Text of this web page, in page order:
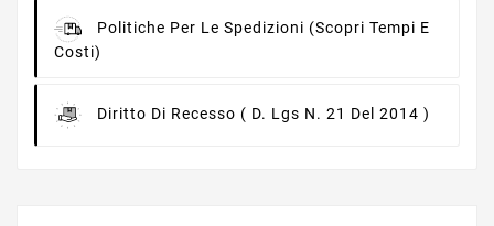
Politiche Per Le Spedizioni (scopri Tempi E
Costi)
Diritto Di Recesso ( D. Lgs N. 21 Del 2014 )